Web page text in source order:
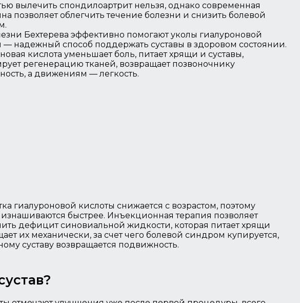
вылечить спондилоартрит нельзя, однако современная
позволяет облегчить течение болезни и снизить болевой
Бехтерева эффективно помогают уколы гиалуроновой
— надежный способ поддержать суставы в здоровом состоянии.
кислота уменьшает боль, питает хрящи и суставы,
регенерацию тканей, возвращает позвоночнику
а движениям — легкость.
гиалуроновой кислоты снижается с возрастом, поэтому
изнашиваются быстрее. Инъекционная терапия позволяет
дефицит синовиальной жидкости, которая питает хрящи
их механически, за счет чего болевой синдром купируется,
суставу возвращается подвижность.